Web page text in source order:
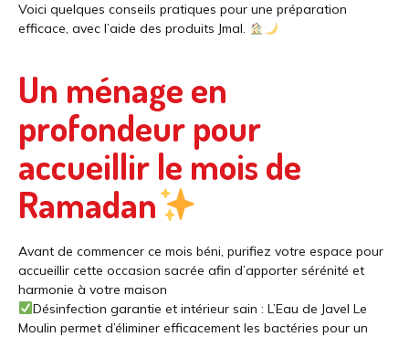
Voici quelques conseils pratiques pour une préparation
efficace, avec l’aide des produits Jmal.
Un ménage en
profondeur pour
accueillir le mois de
Ramadan
Avant de commencer ce mois béni, purifiez votre espace pour
accueillir cette occasion sacrée afin d’apporter sérénité et
harmonie à votre maison
Désinfection garantie et intérieur sain : L’Eau de Javel Le
Moulin permet d’éliminer efficacement les bactéries pour un